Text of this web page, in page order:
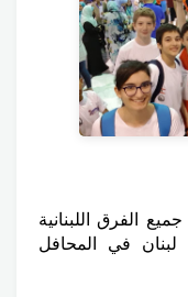
الفرق اللبنانية
في المحافل